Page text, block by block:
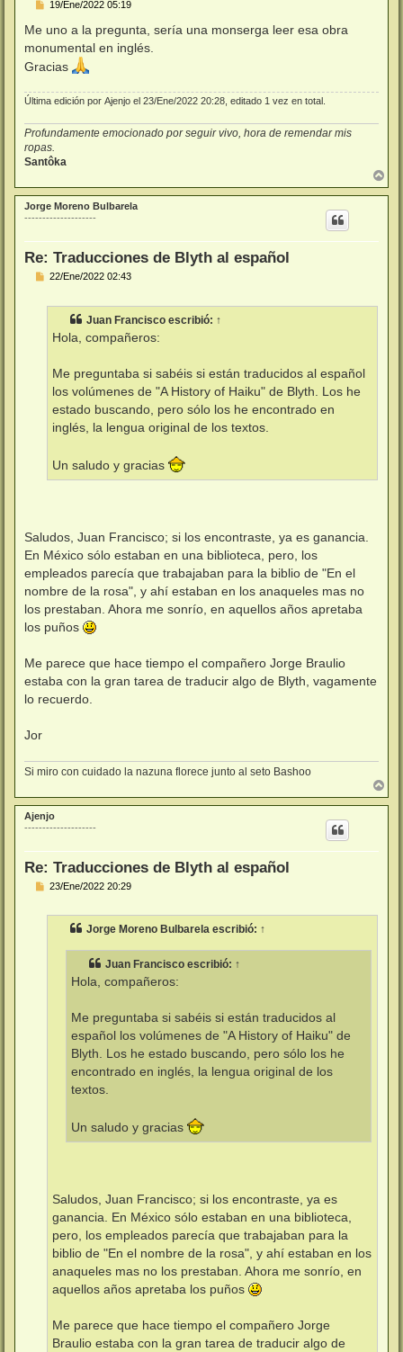
M
n
a
e
19/Ene/2022 05:19
Me uno a la pregunta, sería una monserga leer esa obra
monumental en inglés.
Gracias
Última edición por Ajenjo el 23/Ene/2022 20:28, editado 1 vez en total.
Profundamente emocionado por seguir vivo, hora de remendar mis
ropas.
Santôka
r
r
Jorge Moreno Bulbarela
--------------------
Re: Traducciones de Blyth al español
M
22/Ene/2022 02:43
Juan Francisco escribió: ↑
Hola, compañeros:
Me preguntaba si sabéis si están traducidos al español
los volúmenes de "A History of Haiku" de Blyth. Los he
estado buscando, pero sólo los he encontrado en
inglés, la lengua original de los textos.
Un saludo y gracias
Saludos, Juan Francisco; si los encontraste, ya es ganancia.
En México sólo estaban en una biblioteca, pero, los
empleados parecía que trabajaban para la biblio de "En el
nombre de la rosa", y ahí estaban en los anaqueles mas no
los prestaban. Ahora me sonrío, en aquellos años apretaba
los puños
Me parece que hace tiempo el compañero Jorge Braulio
estaba con la gran tarea de traducir algo de Blyth, vagamente
lo recuerdo.
Jor
Si miro con cuidado la nazuna florece junto al seto Bashoo
r
r
Ajenjo
--------------------
Re: Traducciones de Blyth al español
M
23/Ene/2022 20:29
Jorge Moreno Bulbarela escribió: ↑
Juan Francisco escribió: ↑
Hola, compañeros:
Me preguntaba si sabéis si están traducidos al
español los volúmenes de "A History of Haiku" de
Blyth. Los he estado buscando, pero sólo los he
encontrado en inglés, la lengua original de los
textos.
Un saludo y gracias
Saludos, Juan Francisco; si los encontraste, ya es
ganancia. En México sólo estaban en una biblioteca,
pero, los empleados parecía que trabajaban para la
biblio de "En el nombre de la rosa", y ahí estaban en los
anaqueles mas no los prestaban. Ahora me sonrío, en
aquellos años apretaba los puños
Me parece que hace tiempo el compañero Jorge
Braulio estaba con la gran tarea de traducir algo de